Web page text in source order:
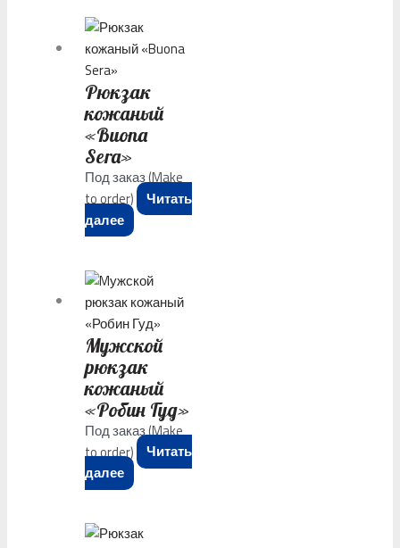
Рюкзак
кожаный
«Buona
Sera»
Под заказ (Make
to order)
Читать
далее
Mужской
рюкзак
кожаный
«Робин Гуд»
Под заказ (Make
to order)
Читать
далее